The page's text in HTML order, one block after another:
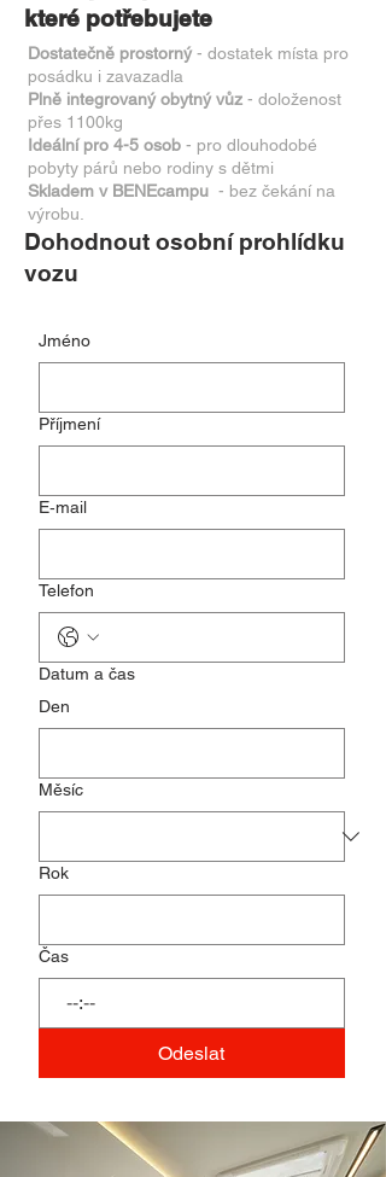
které potřebujete
Dostatečně prostorný - dostatek místa pro
posádku i zavazadla
Plně integrovaný obytný vůz - doloženost
přes 1100kg
Ideální pro 4-5 osob - pro dlouhodobé
pobyty párů nebo rodiny s dětmi
Skladem v BENEcampu - bez čekání na
výrobu.
Dohodnout osobní prohlídku
vozu
Jméno
Příjmení
E‑mail
Telefon
Datum a čas
Den
Měsíc
Rok
Čas
:
Odeslat